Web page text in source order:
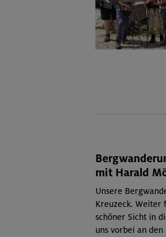
mit Harald
Unsere
Kreuzeck.
schöner Sicht in
uns vorbei an